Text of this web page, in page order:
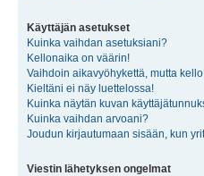
Käyttäjän asetukset
Kuinka vaihdan asetuksiani?
Kellonaika on väärin!
Vaihdoin aikavyöhykettä, mutta
Kieltäni ei näy luettelossa!
Kuinka näytän kuvan
Kuinka vaihdan arvoani?
Joudun kirjautumaan sisään, kun
Viestin lähetyksen ongelmat